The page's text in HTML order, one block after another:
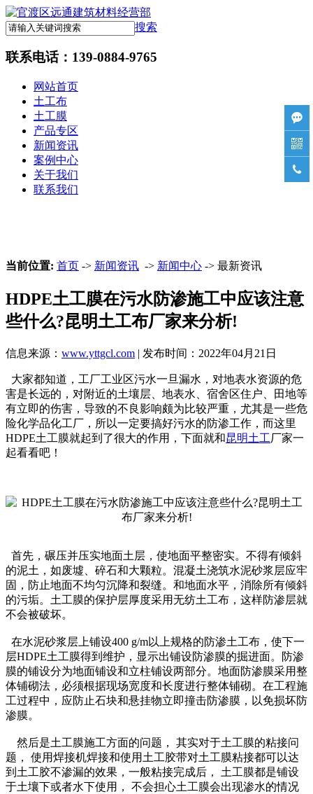
搜索
联系电话： 139-0884-9765
网站首页
土工布
土工膜
产品专区
新闻资讯
案例中心
关于我们
联系我们
当前位置: 首页 -> 新闻资讯 -> 新闻中心 -> 最新资讯
HDPE土工膜在污水防渗施工中应该注意
些什么?昆明土工布厂家来分析!
信息来源： www.yttgcl.com | 发布时间：2022年04月21日
大家都知道，工厂工业区污水一旦漏水，对地表水资源的危
害是长远的，对附近的土壤层、地表水、宿舍区住户、田地等
有立即的伤害，导致的不良影响颇为比较严重，尤其是一些危
险化学品化工厂，所以一定要搞好污水的防渗工作，而这里
HDPE土工膜就起到了很大的作用，下面就和昆明土工厂家一
起看看吧！
首先，碾压并压实地面土层，使地面平整密实。不得有倾斜
的泥土，如废墟、碎石和大颗粒。混凝土浇筑水泥砂浆层应牢
固，防止地面不均匀沉降和裂缝。和地面水平，消除所有倾斜
的污垢。土工膜的保护层厚度采用无纺土工布，这样防渗层就
不会被破坏。
在水泥砂浆层上铺设400 g/m以上规格的防渗土工布，使下一
层HDPE土工膜得到维护，显示出铺设防渗膜的掘进面。防渗
膜的铺设分为地面铺设和立柱铺设两部分。地面防渗膜采用整
体铺砌法，必须根据现场宽度和长度进行整体铺砌。在工程施
工过程中，应防止石块和悬挂物立即撞击防渗膜，以免损坏防
渗膜。
然后是土工膜施工方面的问题， 其实对于土工膜的粘接问
题， 使用焊接机焊接和使用土工胶带对土工膜粘接都可以达
到土工胶不渗漏的效果，一般粘接完成后， 土工膜都是铺设
于土壤下或者水下使用， 不会担心土工膜会出现渗水的情况


